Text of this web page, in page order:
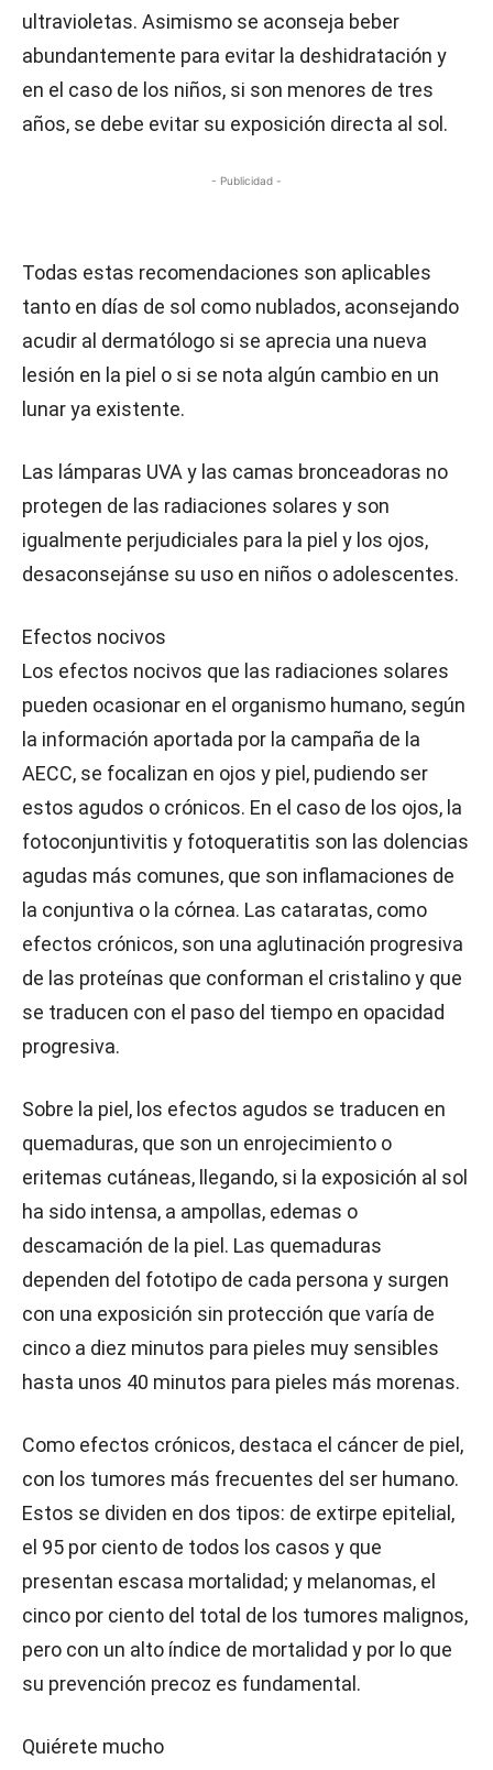
ultravioletas. Asimismo se aconseja beber
abundantemente para evitar la deshidratación y
en el caso de los niños, si son menores de tres
años, se debe evitar su exposición directa al sol.
- Publicidad -
Todas estas recomendaciones son aplicables
tanto en días de sol como nublados, aconsejando
acudir al dermatólogo si se aprecia una nueva
lesión en la piel o si se nota algún cambio en un
lunar ya existente.
Las lámparas UVA y las camas bronceadoras no
protegen de las radiaciones solares y son
igualmente perjudiciales para la piel y los ojos,
desaconsejánse su uso en niños o adolescentes.
Efectos nocivos
Los efectos nocivos que las radiaciones solares
pueden ocasionar en el organismo humano, según
la información aportada por la campaña de la
AECC, se focalizan en ojos y piel, pudiendo ser
estos agudos o crónicos. En el caso de los ojos, la
fotoconjuntivitis y fotoqueratitis son las dolencias
agudas más comunes, que son inflamaciones de
la conjuntiva o la córnea. Las cataratas, como
efectos crónicos, son una aglutinación progresiva
de las proteínas que conforman el cristalino y que
se traducen con el paso del tiempo en opacidad
progresiva.
Sobre la piel, los efectos agudos se traducen en
quemaduras, que son un enrojecimiento o
eritemas cutáneas, llegando, si la exposición al sol
ha sido intensa, a ampollas, edemas o
descamación de la piel. Las quemaduras
dependen del fototipo de cada persona y surgen
con una exposición sin protección que varía de
cinco a diez minutos para pieles muy sensibles
hasta unos 40 minutos para pieles más morenas.
Como efectos crónicos, destaca el cáncer de piel,
con los tumores más frecuentes del ser humano.
Estos se dividen en dos tipos: de extirpe epitelial,
el 95 por ciento de todos los casos y que
presentan escasa mortalidad; y melanomas, el
cinco por ciento del total de los tumores malignos,
pero con un alto índice de mortalidad y por lo que
su prevención precoz es fundamental.
Quiérete mucho